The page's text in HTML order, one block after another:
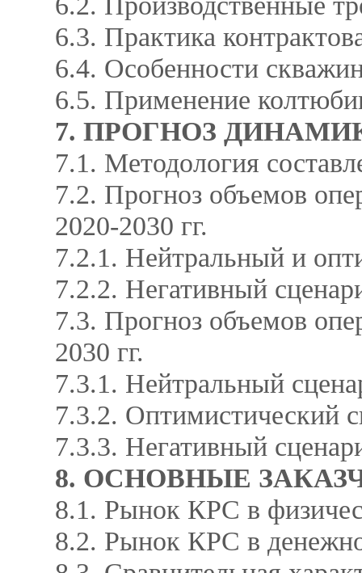
6.3. Практика
6.4. Особенности
6.5. Применение
7. ПРОГНОЗ
7.1. Методология
7.2. Прогноз объемов
2020-2030 гг.
7.2.1. Нейтральный и
7.2.2. Негативный
7.3. Прогноз объемов
2030 гг.
7.3.1. Нейтральный
7.3.2. Оптимистический
7.3.3. Негативный
8. ОСНОВНЫЕ
8.1. Рынок КРС в
8.2. Рынок КРС в